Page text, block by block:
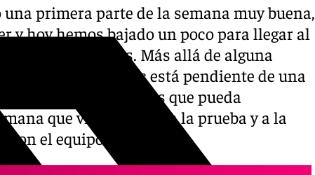
una primera parte de la semana muy buena,
y hoy hemos bajado un poco para llegar al
sin problemas. Más allá de alguna
están bien. Djedovic está pendiente de una
sale bien, esperemos que pueda
que viene le hacen la prueba y a la
el equipo”.